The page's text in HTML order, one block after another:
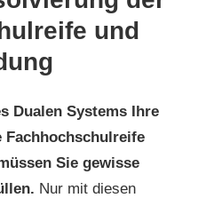
und
Dualen Systems Ihre
Sie gewisse
Nur mit diesen